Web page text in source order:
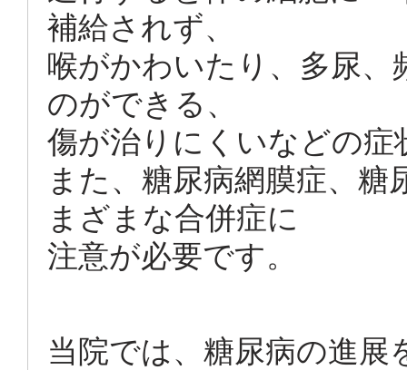
補給されず、
喉がかわいたり、多尿、
のができる、
傷が治りにくいなどの症
また、糖尿病網膜症、糖
まざまな合併症に
注意が必要です。
当院では、糖尿病の進展